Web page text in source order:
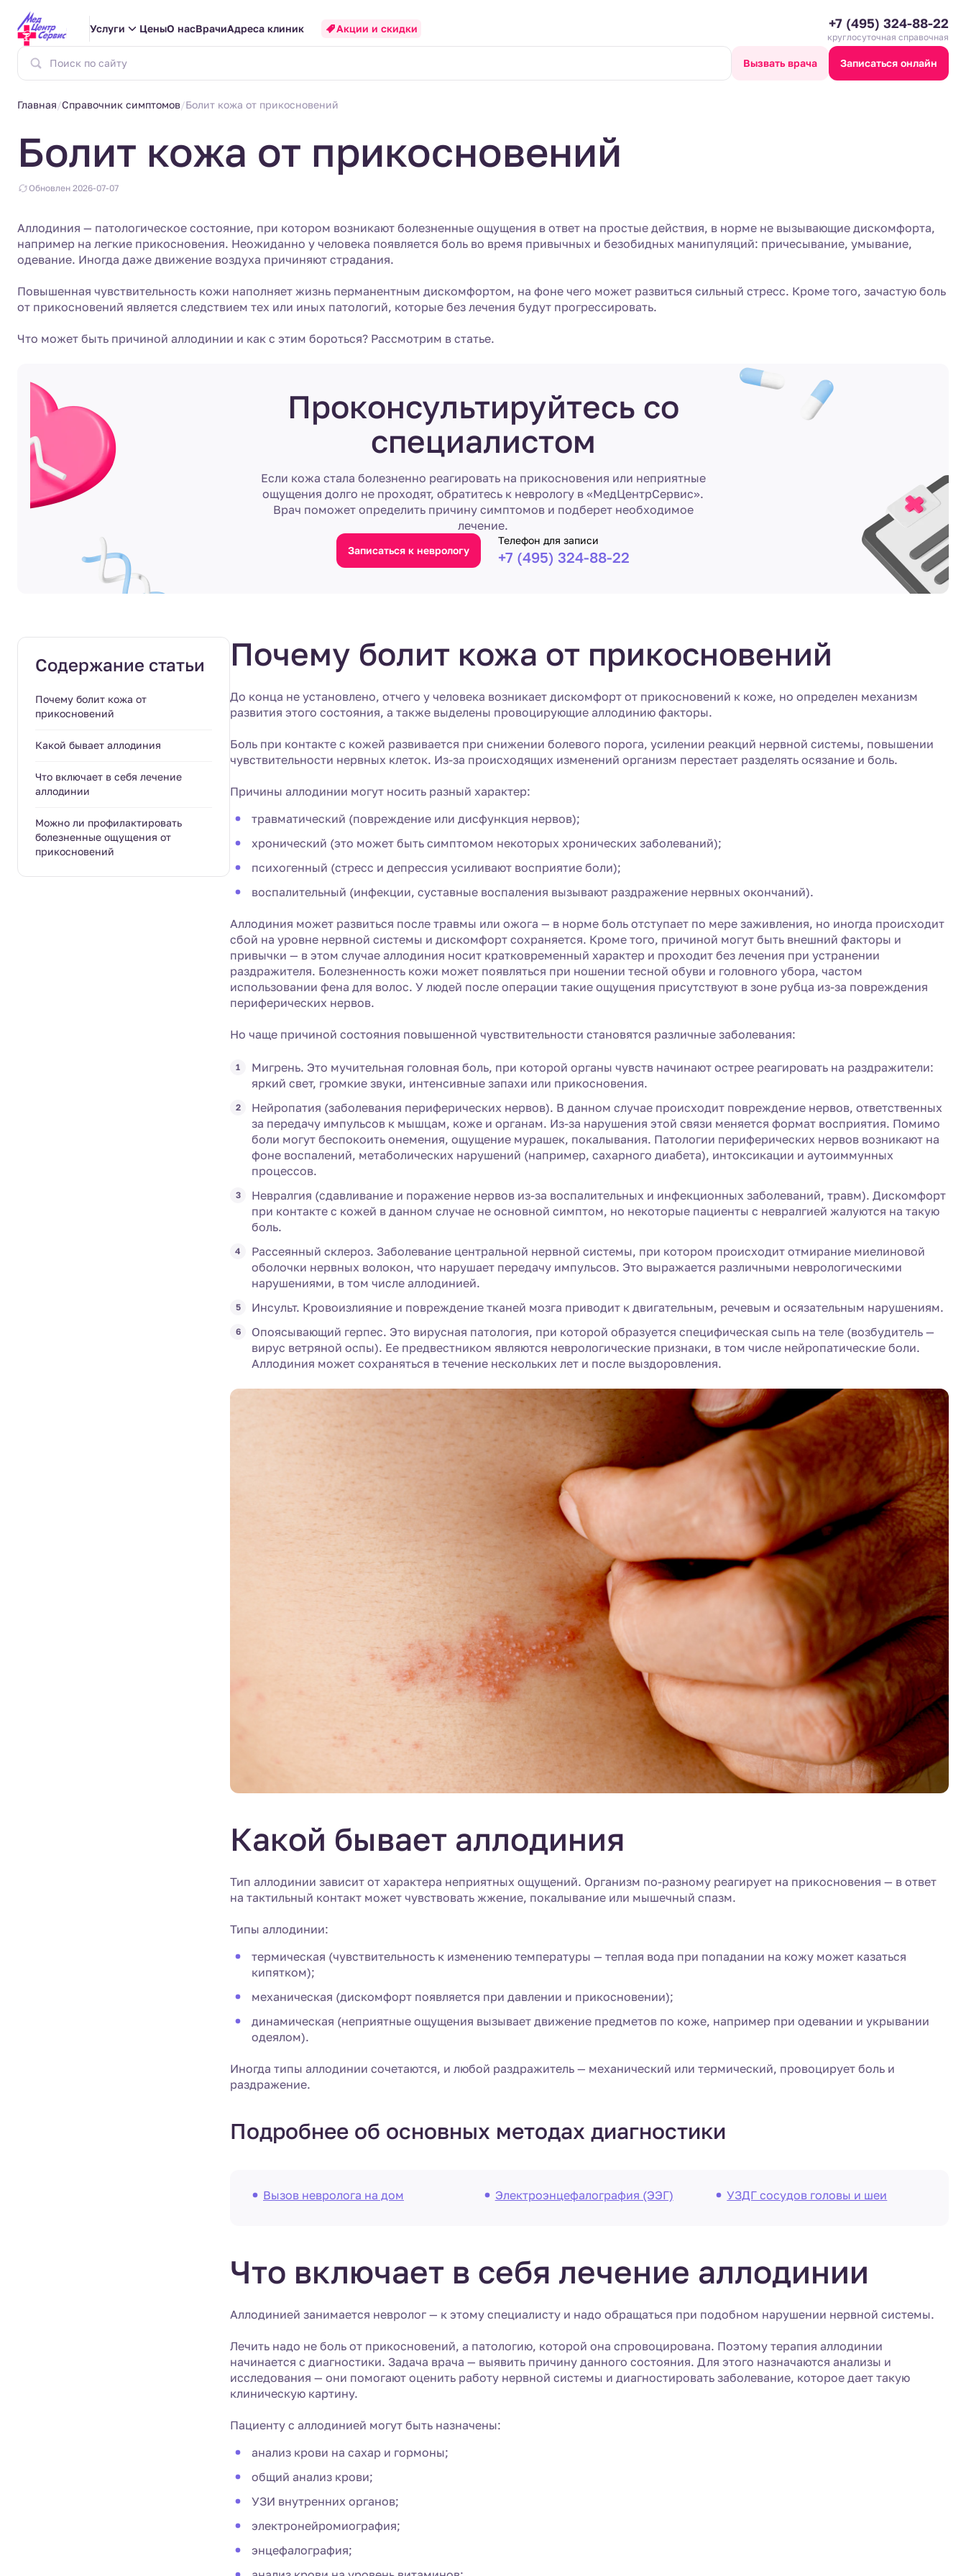
Услуги ЦеныО насВрачиАдреса клиник Акции и скидки +7 (495) 324-88-22
круглосуточная справочная
Вызвать врача Записаться онлайн
Главная Справочник симптомов Болит кожа от прикосновений
Болит кожа от прикосновений
Обновлен 2026-07-07
Аллодиния — патологическое состояние, при котором возникают болезненные ощущения в ответ на простые действия, в норме не вызывающие дискомфорта,
например на легкие прикосновения. Неожиданно у человека появляется боль во время привычных и безобидных манипуляций: причесывание, умывание,
одевание. Иногда даже движение воздуха причиняют страдания.
Повышенная чувствительность кожи наполняет жизнь перманентным дискомфортом, на фоне чего может развиться сильный стресс. Кроме того, зачастую боль
от прикосновений является следствием тех или иных патологий, которые без лечения будут прогрессировать.
Что может быть причиной аллодинии и как с этим бороться? Рассмотрим в статье.
Проконсультируйтесь со
специалистом
Если кожа стала болезненно реагировать на прикосновения или неприятные
ощущения долго не проходят, обратитесь к неврологу в «МедЦентрСервис».
Врач поможет определить причину симптомов и подберет необходимое
лечение.
Записаться к неврологу
Телефон для записи
+7 (495) 324-88-22
Содержание статьи
Почему болит кожа от
прикосновений
Какой бывает аллодиния
Что включает в себя лечение
аллодинии
Можно ли профилактировать
болезненные ощущения от
прикосновений
Почему болит кожа от прикосновений
До конца не установлено, отчего у человека возникает дискомфорт от прикосновений к коже, но определен механизм
развития этого состояния, а также выделены провоцирующие аллодинию факторы.
Боль при контакте с кожей развивается при снижении болевого порога, усилении реакций нервной системы, повышении
чувствительности нервных клеток. Из-за происходящих изменений организм перестает разделять осязание и боль.
Причины аллодинии могут носить разный характер:
травматический (повреждение или дисфункция нервов);
хронический (это может быть симптомом некоторых хронических заболеваний);
психогенный (стресс и депрессия усиливают восприятие боли);
воспалительный (инфекции, суставные воспаления вызывают раздражение нервных окончаний).
Аллодиния может развиться после травмы или ожога — в норме боль отступает по мере заживления, но иногда происходит
сбой на уровне нервной системы и дискомфорт сохраняется. Кроме того, причиной могут быть внешний факторы и
привычки — в этом случае аллодиния носит кратковременный характер и проходит без лечения при устранении
раздражителя. Болезненность кожи может появляться при ношении тесной обуви и головного убора, частом
использовании фена для волос. У людей после операции такие ощущения присутствуют в зоне рубца из-за повреждения
периферических нервов.
Но чаще причиной состояния повышенной чувствительности становятся различные заболевания:
Мигрень. Это мучительная головная боль, при которой органы чувств начинают острее реагировать на раздражители:
яркий свет, громкие звуки, интенсивные запахи или прикосновения.
Нейропатия (заболевания периферических нервов). В данном случае происходит повреждение нервов, ответственных
за передачу импульсов к мышцам, коже и органам. Из-за нарушения этой связи меняется формат восприятия. Помимо
боли могут беспокоить онемения, ощущение мурашек, покалывания. Патологии периферических нервов возникают на
фоне воспалений, метаболических нарушений (например, сахарного диабета), интоксикации и аутоиммунных
процессов.
Невралгия (сдавливание и поражение нервов из-за воспалительных и инфекционных заболеваний, травм). Дискомфорт
при контакте с кожей в данном случае не основной симптом, но некоторые пациенты с невралгией жалуются на такую
боль.
Рассеянный склероз. Заболевание центральной нервной системы, при котором происходит отмирание миелиновой
оболочки нервных волокон, что нарушает передачу импульсов. Это выражается различными неврологическими
нарушениями, в том числе аллодинией.
Инсульт. Кровоизлияние и повреждение тканей мозга приводит к двигательным, речевым и осязательным нарушениям.
Опоясывающий герпес. Это вирусная патология, при которой образуется специфическая сыпь на теле (возбудитель —
вирус ветряной оспы). Ее предвестником являются неврологические признаки, в том числе нейропатические боли.
Аллодиния может сохраняться в течение нескольких лет и после выздоровления.
Какой бывает аллодиния
Тип аллодинии зависит от характера неприятных ощущений. Организм по-разному реагирует на прикосновения — в ответ
на тактильный контакт может чувствовать жжение, покалывание или мышечный спазм.
Типы аллодинии:
термическая (чувствительность к изменению температуры — теплая вода при попадании на кожу может казаться
кипятком);
механическая (дискомфорт появляется при давлении и прикосновении);
динамическая (неприятные ощущения вызывает движение предметов по коже, например при одевании и укрывании
одеялом).
Иногда типы аллодинии сочетаются, и любой раздражитель — механический или термический, провоцирует боль и
раздражение.
Подробнее об основных методах диагностики
Вызов невролога на дом Электроэнцефалография (ЭЭГ) УЗДГ сосудов головы и шеи
Что включает в себя лечение аллодинии
Аллодинией занимается невролог — к этому специалисту и надо обращаться при подобном нарушении нервной системы.
Лечить надо не боль от прикосновений, а патологию, которой она спровоцирована. Поэтому терапия аллодинии
начинается с диагностики. Задача врача — выявить причину данного состояния. Для этого назначаются анализы и
исследования — они помогают оценить работу нервной системы и диагностировать заболевание, которое дает такую
клиническую картину.
Пациенту с аллодинией могут быть назначены:
анализ крови на сахар и гормоны;
общий анализ крови;
УЗИ внутренних органов;
электронейромиография;
энцефалография;